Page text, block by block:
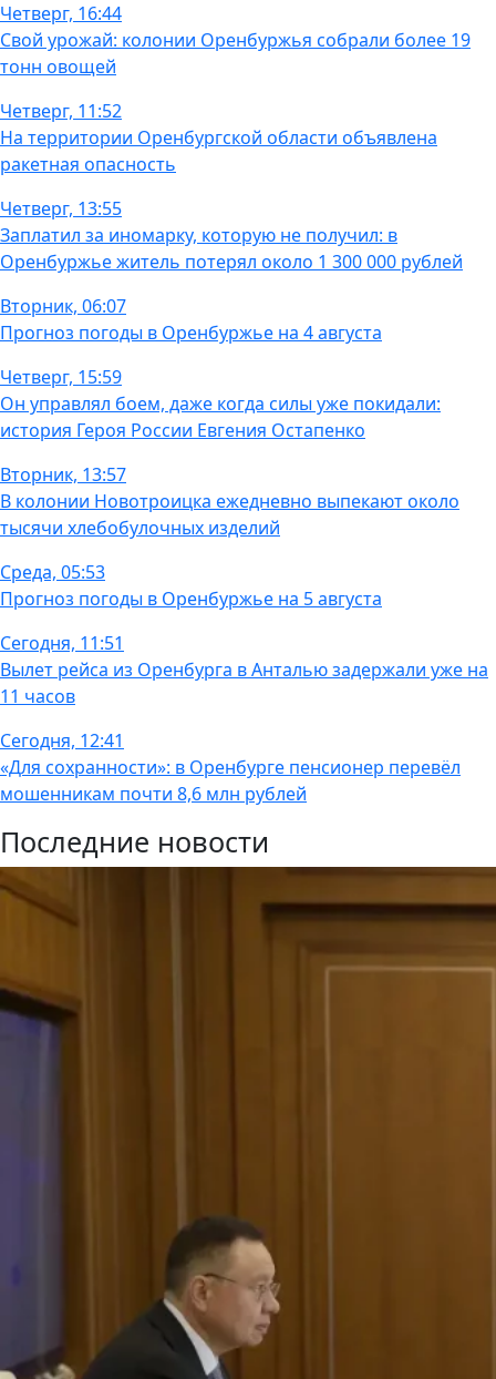
Четверг, 16:44
Свой урожай: колонии Оренбуржья собрали более 19
тонн овощей
Четверг, 11:52
На территории Оренбургской области объявлена
ракетная опасность
Четверг, 13:55
Заплатил за иномарку, которую не получил: в
Оренбуржье житель потерял около 1 300 000 рублей
Вторник, 06:07
Прогноз погоды в Оренбуржье на 4 августа
Четверг, 15:59
Он управлял боем, даже когда силы уже покидали:
история Героя России Евгения Остапенко
Вторник, 13:57
В колонии Новотроицка ежедневно выпекают около
тысячи хлебобулочных изделий
Среда, 05:53
Прогноз погоды в Оренбуржье на 5 августа
Сегодня, 11:51
Вылет рейса из Оренбурга в Анталью задержали уже на
11 часов
Сегодня, 12:41
«Для сохранности»: в Оренбурге пенсионер перевёл
мошенникам почти 8,6 млн рублей
Последние новости